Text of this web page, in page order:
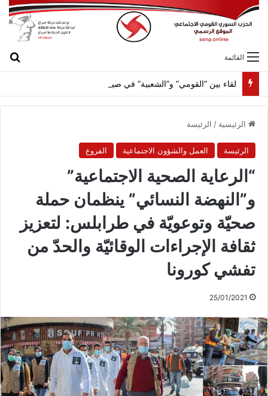
القائمة
الرئيسية / الرئيسة
الرئيسة العمل والشؤون الاجتماعية الفروع
“الرعاية الصحية الاجتماعية”
و”النهضة النسائي” ينظمان حملة
صحيّة وتوعويّة في طرابلس: لتعزيز
ثقافة الإجراءات الوقائيّة والحدّ من
تفشي كورونا
25/01/2021